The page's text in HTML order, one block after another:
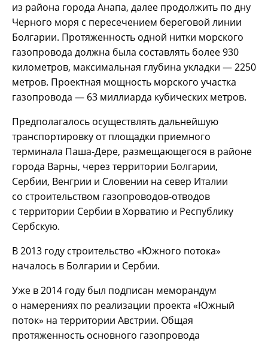
из района города Анапа, далее продолжить по дну
Черного моря с пересечением береговой линии
Болгарии. Протяженность одной нитки морского
газопровода должна была составлять более 930
километров, максимальная глубина укладки — 2250
метров. Проектная мощность морского участка
газопровода — 63 миллиарда кубических метров.
Предполагалось осуществлять дальнейшую
транспортировку от площадки приемного
терминала Паша-Дере, размещающегося в районе
города Варны, через территории Болгарии,
Сербии, Венгрии и Словении на север Италии
со строительством газопроводов-отводов
с территории Сербии в Хорватию и Республику
Сербскую.
В 2013 году строительство «Южного потока»
началось в Болгарии и Сербии.
Уже в 2014 году был подписан меморандум
о намерениях по реализации проекта «Южный
поток» на территории Австрии. Общая
протяженность основного газопровода